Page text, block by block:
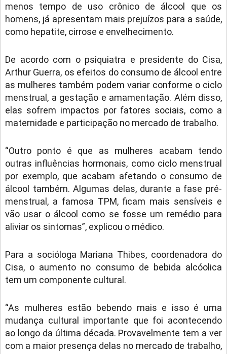
menos tempo de uso crônico de álcool que os
homens, já apresentam mais prejuízos para a saúde,
como hepatite, cirrose e envelhecimento.
De acordo com o psiquiatra e presidente do Cisa,
Arthur Guerra, os efeitos do consumo de álcool entre
as mulheres também podem variar conforme o ciclo
menstrual, a gestação e amamentação. Além disso,
elas sofrem impactos por fatores sociais, como a
maternidade e participação no mercado de trabalho.
“Outro ponto é que as mulheres acabam tendo
outras influências hormonais, como ciclo menstrual
por exemplo, que acabam afetando o consumo de
álcool também. Algumas delas, durante a fase pré-
menstrual, a famosa TPM, ficam mais sensíveis e
vão usar o álcool como se fosse um remédio para
aliviar os sintomas”, explicou o médico.
Para a socióloga Mariana Thibes, coordenadora do
Cisa, o aumento no consumo de bebida alcóolica
tem um componente cultural.
“As mulheres estão bebendo mais e isso é uma
mudança cultural importante que foi acontecendo
ao longo da última década. Provavelmente tem a ver
com a maior presença delas no mercado de trabalho,